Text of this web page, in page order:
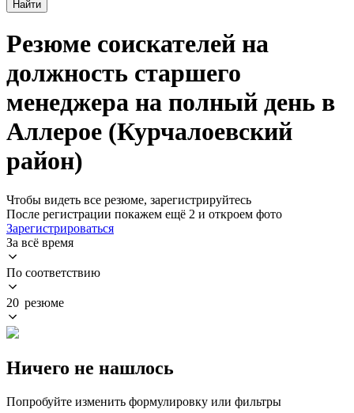
Найти
Резюме соискателей на
должность старшего
менеджера на полный день в
Аллерое (Курчалоевский
район)
Чтобы видеть все резюме, зарегистрируйтесь
После регистрации покажем ещё 2 и откроем фото
Зарегистрироваться
За всё время
По соответствию
20 резюме
Ничего не нашлось
Попробуйте изменить формулировку или фильтры